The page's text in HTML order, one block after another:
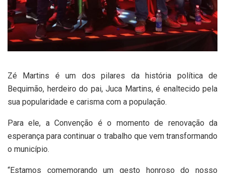
Zé Martins é um dos pilares da história política de
Bequimão, herdeiro do pai, Juca Martins, é enaltecido pela
sua popularidade e carisma com a população.
Para ele, a Convenção é o momento de renovação da
esperança para continuar o trabalho que vem transformando
o município.
“Estamos comemorando um gesto honroso do nosso